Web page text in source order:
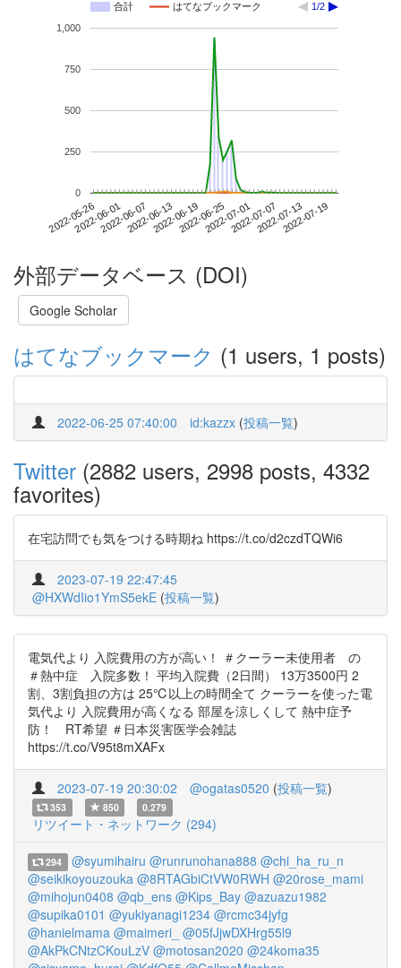
合計 はてなブックマーク 1/2
2022-05-262022-06-012022-06-072022-06-132022-06-192022-06-252022-07-012022-07-072022-07-132022-07-19
0
250
500
750
1,000
外部データベース (DOI)
Google Scholar
はてなブックマーク (1 users, 1 posts)
2022-06-25 07:40:00 id:kazzx (投稿一覧)
Twitter (2882 users, 2998 posts, 4332
favorites)
在宅訪問でも気をつける時期ね https://t.co/d2czdTQWi6
2023-07-19 22:47:45
@HXWdIio1YmS5ekE (投稿一覧)
電気代より 入院費用の方が高い！ ＃クーラー未使用者 の
＃熱中症 入院多数！ 平均入院費（2日間） 13万3500円 2
割、3割負担の方は 25℃以上の時間全て クーラーを使った電
気代より 入院費用が高くなる 部屋を涼しくして 熱中症予
防！ RT希望 ＃日本災害医学会雑誌
https://t.co/V95t8mXAFx
2023-07-19 20:30:02 @ogatas0520 (投稿一覧)
353 850 0.279
リツイート・ネットワーク (294)
294 @syumihairu @runrunohana888 @chi_ha_ru_n
@seikikoyouzouka @8RTAGbiCtVW0RWH @20rose_mami
@mihojun0408 @qb_ens @Kips_Bay @azuazu1982
@supika0101 @yukiyanagi1234 @rcmc34jyfg
@hanielmama @maimeri_ @05fJjwDXHrg55l9
@AkPkCNtzCKouLzV @motosan2020 @24koma35